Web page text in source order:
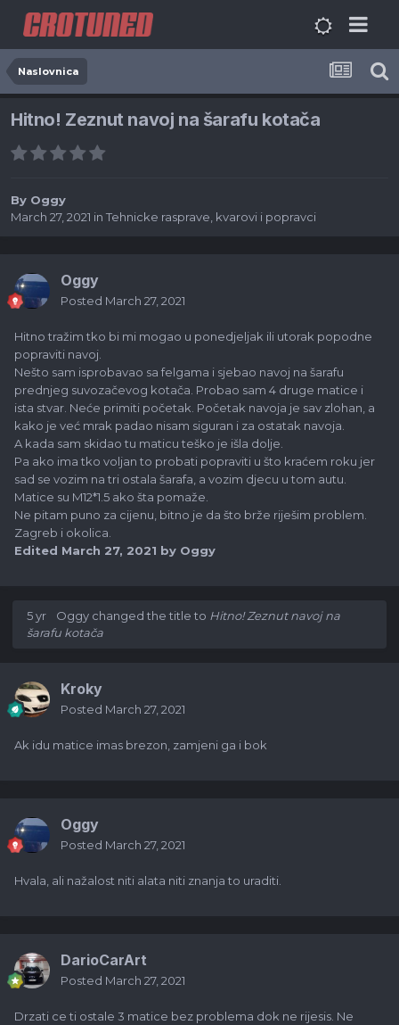
Naslovnica
Hitno! Zeznut navoj na šarafu kotača
By Oggy
March 27, 2021 in Tehnicke rasprave, kvarovi i popravci
Oggy
Posted March 27, 2021
Hitno tražim tko bi mi mogao u ponedjeljak ili utorak popodne
popraviti navoj.
Nešto sam isprobavao sa felgama i sjebao navoj na šarafu
prednjeg suvozačevog kotača. Probao sam 4 druge matice i
ista stvar. Neće primiti početak. Početak navoja je sav zlohan, a
kako je već mrak padao nisam siguran i za ostatak navoja.
A kada sam skidao tu maticu teško je išla dolje.
Pa ako ima tko voljan to probati popraviti u što kraćem roku jer
sad se vozim na tri ostala šarafa, a vozim djecu u tom autu.
Matice su M12*1.5 ako šta pomaže.
Ne pitam puno za cijenu, bitno je da što brže riješim problem.
Zagreb i okolica.
Edited March 27, 2021 by Oggy
5 yr Oggy changed the title to Hitno! Zeznut navoj na
šarafu kotača
Kroky
Posted March 27, 2021
Ak idu matice imas brezon, zamjeni ga i bok
Oggy
Posted March 27, 2021
Hvala, ali nažalost niti alata niti znanja to uraditi.
DarioCarArt
Posted March 27, 2021
Drzati ce ti ostale 3 matice bez problema dok ne rijesis. Ne